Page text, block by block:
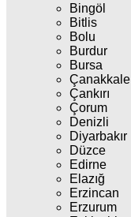
Bingöl
Bitlis
Bolu
Burdur
Bursa
Çanakkale
Çankırı
Çorum
Denizli
Diyarbakır
Düzce
Edirne
Elazığ
Erzincan
Erzurum